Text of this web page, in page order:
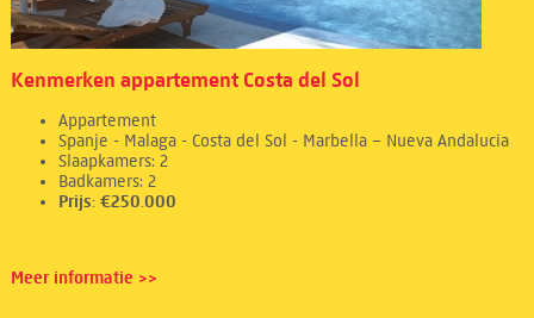
Kenmerken appartement Costa del Sol
Appartement
Spanje - Malaga - Costa del Sol - Marbella – Nueva Andalucia
Slaapkamers: 2
Badkamers: 2
Prijs: €250.000
Meer informatie >>